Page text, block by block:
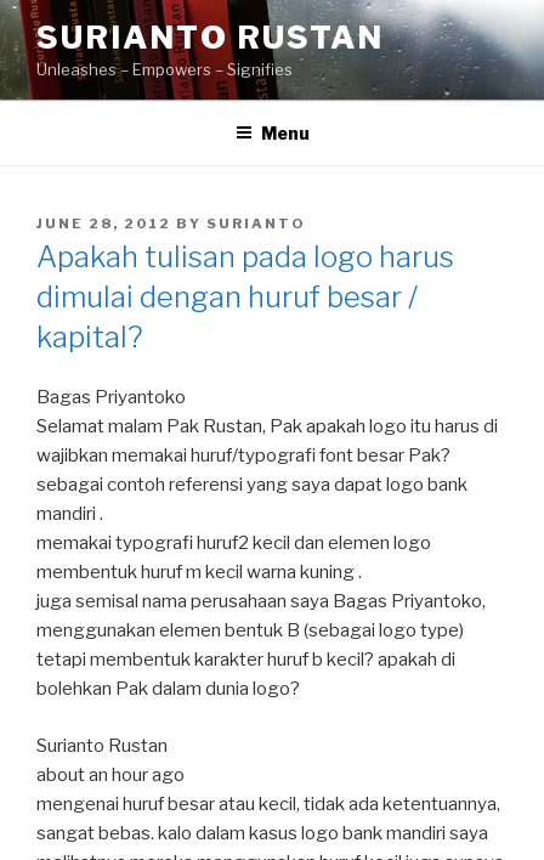
Skip
to
content
SURIANTO RUSTAN
Unleashes – Empowers – Signifies
Menu
POSTED
ON
JUNE 28, 2012 BY SURIANTO
Apakah tulisan pada logo harus
dimulai dengan huruf besar /
kapital?
Bagas Priyantoko
Selamat malam Pak Rustan, Pak apakah logo itu harus di
wajibkan memakai huruf/typografi font besar Pak?
sebagai contoh referensi yang saya dapat logo bank
mandiri .
memakai typografi huruf2 kecil dan elemen logo
membentuk huruf m kecil warna kuning .
juga semisal nama perusahaan saya Bagas Priyantoko,
menggunakan elemen bentuk B (sebagai logo type)
tetapi membentuk karakter huruf b kecil? apakah di
bolehkan Pak dalam dunia logo?
Surianto Rustan
about an hour ago
mengenai huruf besar atau kecil, tidak ada ketentuannya,
sangat bebas. kalo dalam kasus logo bank mandiri saya